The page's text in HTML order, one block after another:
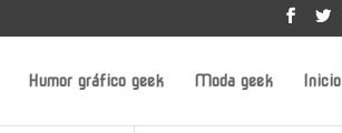
Humor gráfico geek Moda geek Inicio